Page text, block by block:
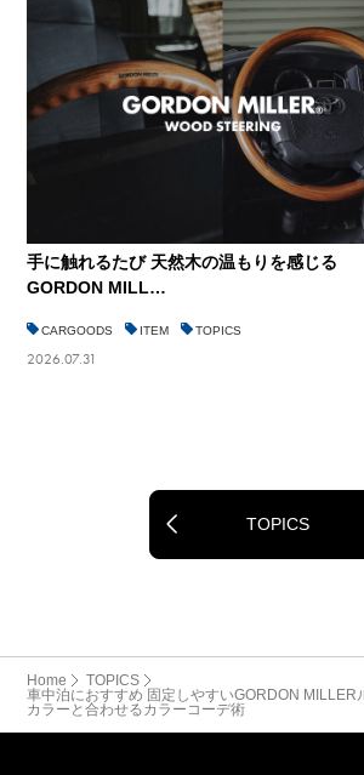
手に触れるたび 天然木の温もりを感じる
GORDON MILL…
CARGOODS ITEM TOPICS
2026.07.31
TOPICS
Home
TOPICS
車中泊におすすめ 固定しやすいGORDON MILLER
カラーと合わせるカラーコーデ術